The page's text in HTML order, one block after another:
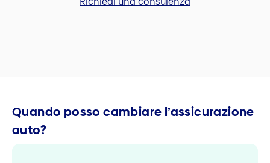
Quando posso cambiare l’assicurazione
auto?